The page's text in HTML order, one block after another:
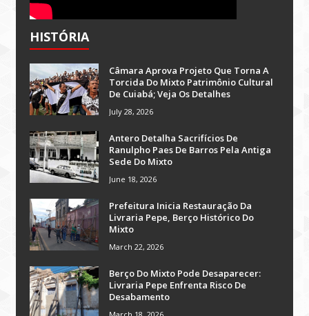
HISTÓRIA
Câmara Aprova Projeto Que Torna A
Torcida Do Mixto Patrimônio Cultural
De Cuiabá; Veja Os Detalhes
July 28, 2026
Antero Detalha Sacrifícios De
Ranulpho Paes De Barros Pela Antiga
Sede Do Mixto
June 18, 2026
Prefeitura Inicia Restauração Da
Livraria Pepe, Berço Histórico Do
Mixto
March 22, 2026
Berço Do Mixto Pode Desaparecer:
Livraria Pepe Enfrenta Risco De
Desabamento